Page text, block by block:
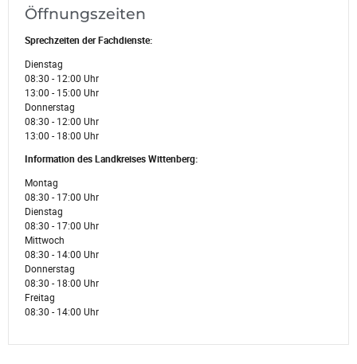
Öffnungszeiten
Sprechzeiten der Fachdienste:
Dienstag
08:30 - 12:00 Uhr
13:00 - 15:00 Uhr
Donnerstag
08:30 - 12:00 Uhr
13:00 - 18:00 Uhr
Information des Landkreises Wittenberg:
Montag
08:30 - 17:00 Uhr
Dienstag
08:30 - 17:00 Uhr
Mittwoch
08:30 - 14:00 Uhr
Donnerstag
08:30 - 18:00 Uhr
Freitag
08:30 - 14:00 Uhr